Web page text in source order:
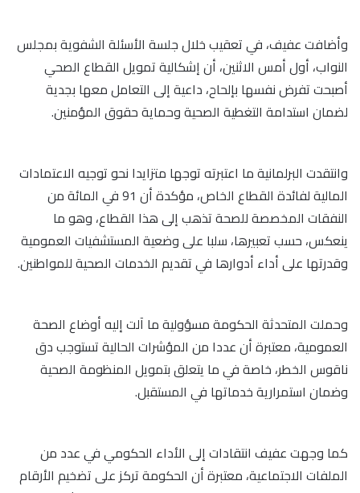
وأضافت عفيف، في تعقيب خلال جلسة الأسئلة الشفوية بمجلس
النواب، أول أمس الاثنين، أن إشكالية تمويل القطاع الصحي
أصبحت تفرض نفسها بإلحاح، داعية إلى التعامل معها بجدية
لضمان استدامة التغطية الصحية وحماية حقوق المؤمنين.
وانتقدت البرلمانية ما اعتبرته توجها متزايدا نحو توجيه الاعتمادات
المالية لفائدة القطاع الخاص، مؤكدة أن 91 في المائة من
النفقات المخصصة للصحة تذهب إلى هذا القطاع، وهو ما
ينعكس، حسب تعبيرها، سلبا على وضعية المستشفيات العمومية
وقدرتها على أداء أدوارها في تقديم الخدمات الصحية للمواطنين.
وحملت المتحدثة الحكومة مسؤولية ما آلت إليه أوضاع الصحة
العمومية، معتبرة أن عددا من المؤشرات الحالية تستوجب دق
ناقوس الخطر، خاصة في ما يتعلق بتمويل المنظومة الصحية
وضمان استمرارية خدماتها في المستقبل.
كما وجهت عفيف انتقادات إلى الأداء الحكومي في عدد من
الملفات الاجتماعية، معتبرة أن الحكومة تركز على تضخيم الأرقام